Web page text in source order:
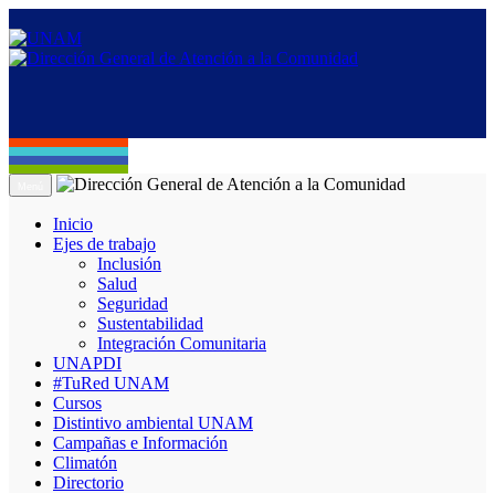
Inicio
Ejes de trabajo
Inclusión
Salud
Seguridad
Sustentabilidad
Integración Comunitaria
UNAPDI
#TuRed UNAM
Cursos
Distintivo ambiental UNAM
Campañas e Información
Climatón
Directorio